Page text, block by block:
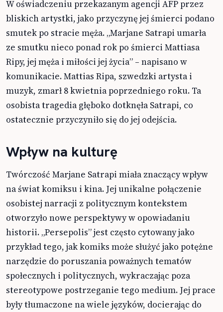
W oświadczeniu przekazanym agencji AFP przez
bliskich artystki, jako przyczynę jej śmierci podano
smutek po stracie męża. „Marjane Satrapi umarła
ze smutku nieco ponad rok po śmierci Mattiasa
Ripy, jej męża i miłości jej życia” – napisano w
komunikacie. Mattias Ripa, szwedzki artysta i
muzyk, zmarł 8 kwietnia poprzedniego roku. Ta
osobista tragedia głęboko dotknęła Satrapi, co
ostatecznie przyczyniło się do jej odejścia.
Wpływ na kulturę
Twórczość Marjane Satrapi miała znaczący wpływ
na świat komiksu i kina. Jej unikalne połączenie
osobistej narracji z politycznym kontekstem
otworzyło nowe perspektywy w opowiadaniu
historii. „Persepolis” jest często cytowany jako
przykład tego, jak komiks może służyć jako potężne
narzędzie do poruszania poważnych tematów
społecznych i politycznych, wykraczając poza
stereotypowe postrzeganie tego medium. Jej prace
były tłumaczone na wiele języków, docierając do